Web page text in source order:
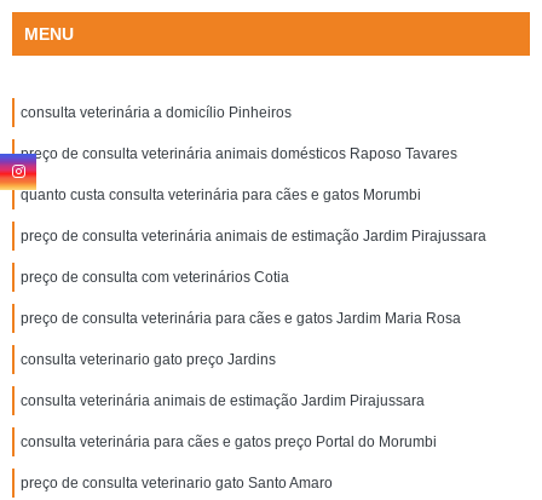
MENU
consulta veterinária a domicílio Pinheiros
preço de consulta veterinária animais domésticos Raposo Tavares
quanto custa consulta veterinária para cães e gatos Morumbi
preço de consulta veterinária animais de estimação Jardim Pirajussara
preço de consulta com veterinários Cotia
preço de consulta veterinária para cães e gatos Jardim Maria Rosa
consulta veterinario gato preço Jardins
consulta veterinária animais de estimação Jardim Pirajussara
consulta veterinária para cães e gatos preço Portal do Morumbi
preço de consulta veterinario gato Santo Amaro